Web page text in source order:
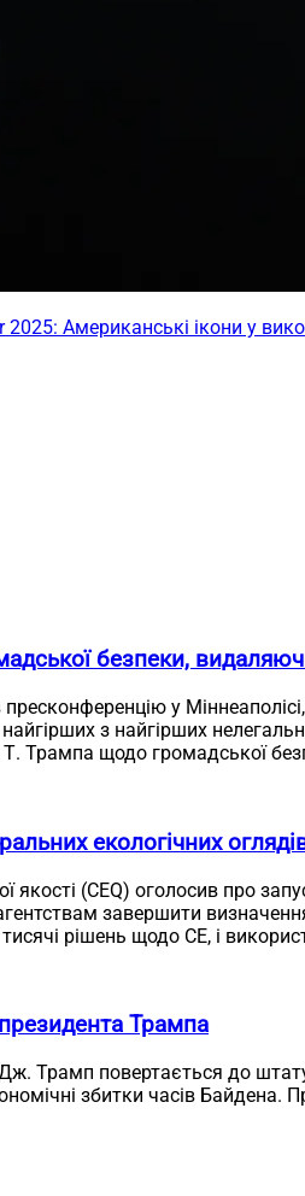
Американські ікони у
безпеки,
у
з найгірших
Трампа щодо громадської
екологічних
якості (CEQ) оголосив про
завершити
рішень щодо CE, і
Трампа
Трамп повертається до
збитки часів